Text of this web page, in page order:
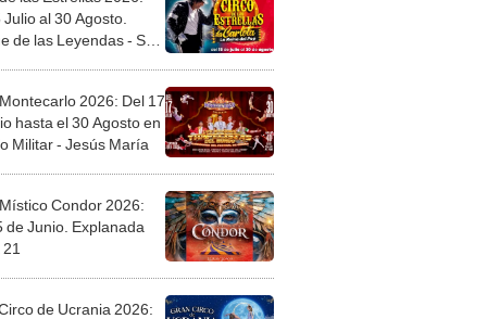
de las Leyendas - San
hasta el 30 Agosto en
Militar - Jesús María
de Junio. Explanada
21
Julio al 31 de Agosto